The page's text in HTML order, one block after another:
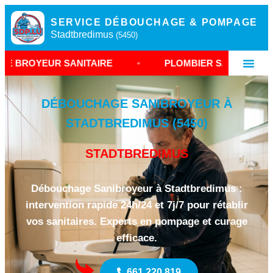
SERVICE DÉBOUCHAGE & POMPAGE
Stadtbredimus (5450)
• PLOMBIER SANIBROYEUR
DÉBOUCHAGE SANIBROYEUR À
STADTBREDIMUS (5450)
STADTBREDIMUS
Débouchage Sanibroyeur à Stadtbredimus :
intervention rapide 24h/24 et 7j/7 pour rétablir
vos sanitaires. Experts en pompage et curage
efficace.